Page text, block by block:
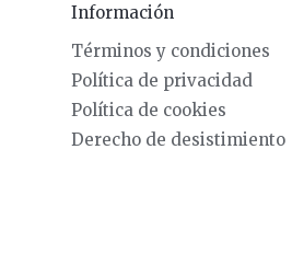
Información
Términos y condiciones
Política de privacidad
Política de cookies
Derecho de desistimiento